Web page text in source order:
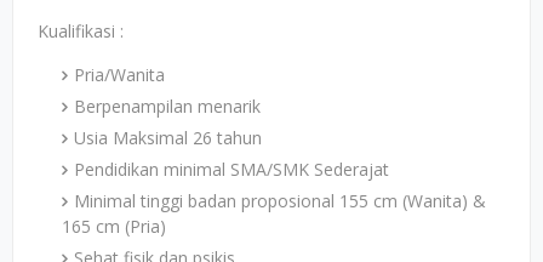
Kualifikasi :
Pria/Wanita
Berpenampilan menarik
Usia Maksimal 26 tahun
Pendidikan minimal SMA/SMK Sederajat
Minimal tinggi badan proposional 155 cm (Wanita) &
165 cm (Pria)